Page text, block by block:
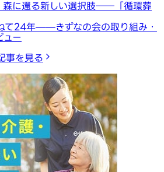
森に還る新しい選択肢──「循環葬
て24年——きずなの会の取り組み・
ュー
事を見る